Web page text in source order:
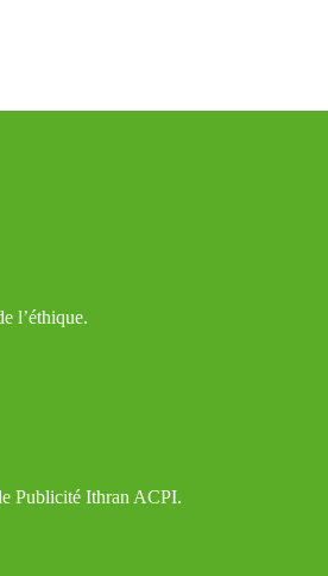
l’éthique.
Publicité Ithran ACPI.